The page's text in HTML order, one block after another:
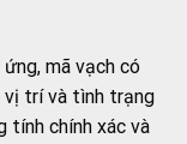
mã vạch có
trí và tình trạng
tính chính xác và